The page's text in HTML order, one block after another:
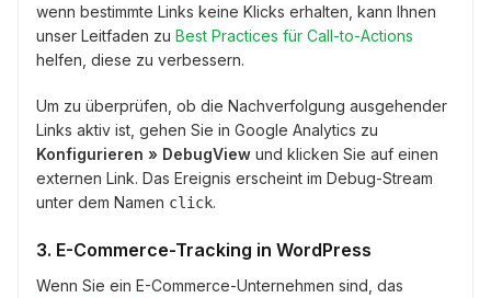
wenn bestimmte Links keine Klicks erhalten, kann Ihnen
unser Leitfaden zu Best Practices für Call-to-Actions
helfen, diese zu verbessern.
Um zu überprüfen, ob die Nachverfolgung ausgehender
Links aktiv ist, gehen Sie in Google Analytics zu
Konfigurieren » DebugView und klicken Sie auf einen
externen Link. Das Ereignis erscheint im Debug-Stream
unter dem Namen click.
3. E-Commerce-Tracking in WordPress
Wenn Sie ein E-Commerce-Unternehmen sind, das